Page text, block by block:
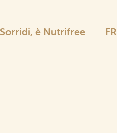
Sorridi, è Nutrifree